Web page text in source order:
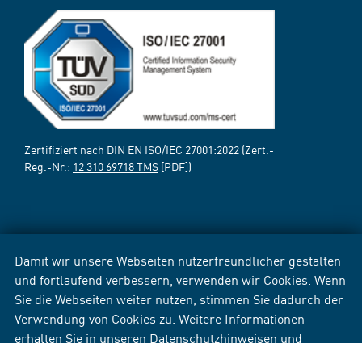
Damit wir unsere Webseiten nutzerfreundlicher gestalten
und fortlaufend verbessern, verwenden wir Cookies. Wenn
Sie die Webseiten weiter nutzen, stimmen Sie dadurch der
Verwendung von Cookies zu. Weitere Informationen
erhalten Sie in unseren Datenschutzhinweisen und
Zertifiziert nach DIN EN ISO/IEC 27001:2022 (Zert.-
Reg.-Nr.: 12 310 69718 TMS [PDF])